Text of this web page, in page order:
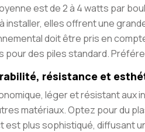
est de 2 à 4 watts par
installer, elles offrent une
doit être pris en
pour des piles standard.
résistance et
léger et résistant aux
matériaux. Optez pour du
est plus sophistiqué, diffusant